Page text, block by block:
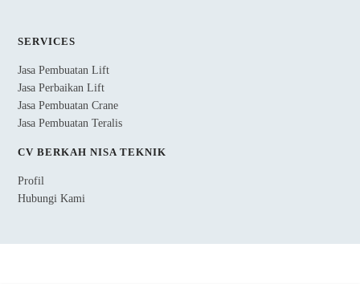
SERVICES
Jasa Pembuatan Lift
Jasa Perbaikan Lift
Jasa Pembuatan Crane
Jasa Pembuatan Teralis
CV BERKAH NISA TEKNIK
Profil
Hubungi Kami